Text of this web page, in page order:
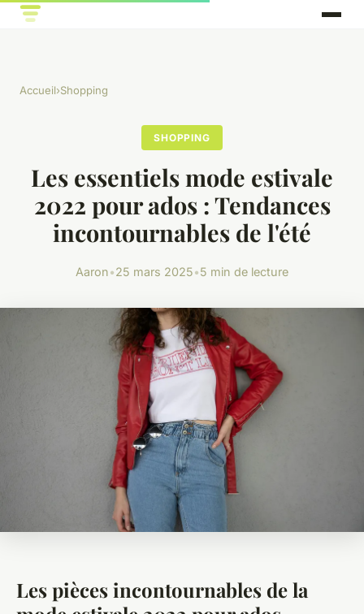
Accueil›Shopping
SHOPPING
Les essentiels mode estivale
2022 pour ados : Tendances
incontournables de l'été
Aaron•25 mars 2025•5 min de lecture
Les pièces incontournables de la